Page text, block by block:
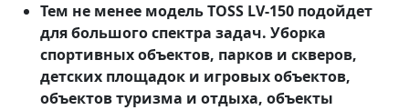
Тем не менее модель TOSS LV-150 подойдет
для большого спектра задач. Уборка
спортивных объектов, парков и скверов,
детских площадок и игровых объектов,
объектов туризма и отдыха, объекты